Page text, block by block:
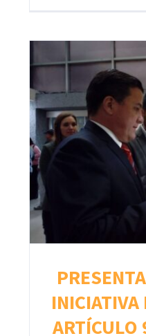
INICIATIVA
ARTÍCULO